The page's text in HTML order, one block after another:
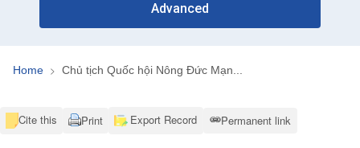
Advanced
Home Chủ tịch Quốc hội Nông Đức Mạn...
Cite this Print Export Record Permanent link